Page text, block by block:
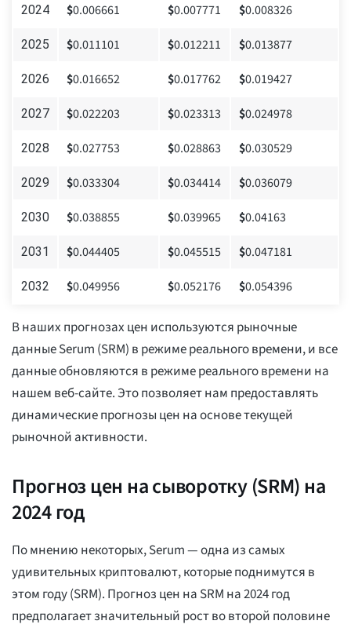
2024 $0.006661 $0.007771 $0.008326
2025 $0.011101 $0.012211 $0.013877
2026 $0.016652 $0.017762 $0.019427
2027 $0.022203 $0.023313 $0.024978
2028 $0.027753 $0.028863 $0.030529
2029 $0.033304 $0.034414 $0.036079
2030 $0.038855 $0.039965 $0.04163
2031 $0.044405 $0.045515 $0.047181
2032 $0.049956 $0.052176 $0.054396
В наших прогнозах цен используются рыночные
данные Serum (SRM) в режиме реального времени, и все
данные обновляются в режиме реального времени на
нашем веб-сайте. Это позволяет нам предоставлять
динамические прогнозы цен на основе текущей
рыночной активности.
Прогноз цен на сыворотку (SRM) на
2024 год
По мнению некоторых, Serum — одна из самых
удивительных криптовалют, которые поднимутся в
этом году (SRM). Прогноз цен на SRM на 2024 год
предполагает значительный рост во второй половине